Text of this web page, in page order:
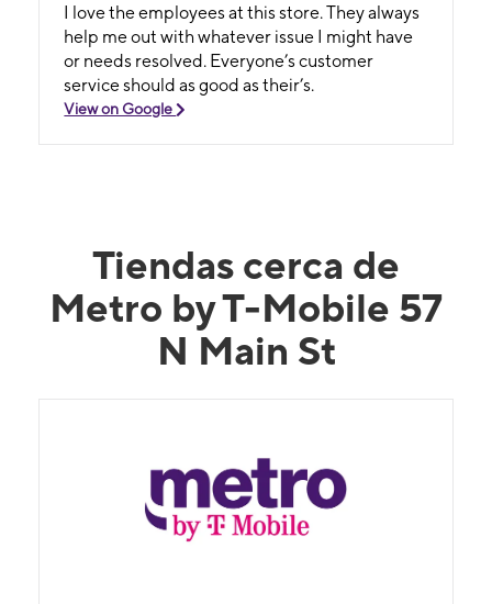
I love the employees at this store. They always
help me out with whatever issue I might have
or needs resolved. Everyone’s customer
service should as good as their’s.
View on Google
Tiendas cerca de
Metro by T-Mobile 57
N Main St